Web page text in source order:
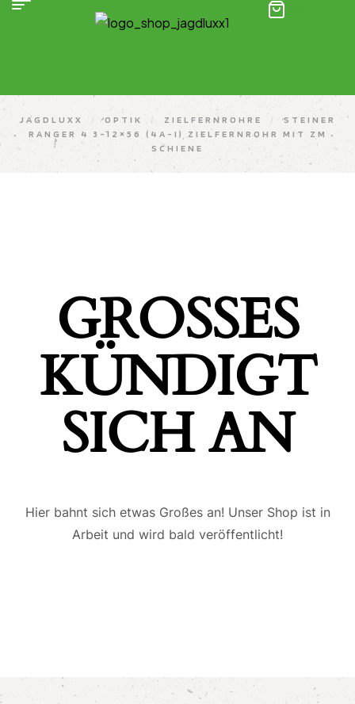
JAGDLUXX / OPTIK / ZIELFERNROHRE /
STEINER
RANGER 4 3-12×56 (4A-I) ZIELFERNROHR MIT ZM
SCHIENE
GROSSES K
ÜNDIGT S
ICH AN
Hier bahnt sich etwas Großes an! Unser Shop ist in
Arbeit und wird bald veröffentlicht!